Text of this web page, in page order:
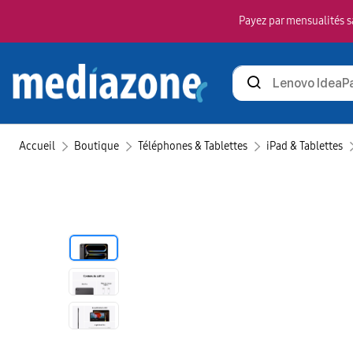
Payez par
Rechercher
des
Accueil Boutique Téléphones & Tablettes iPad & Tablettes